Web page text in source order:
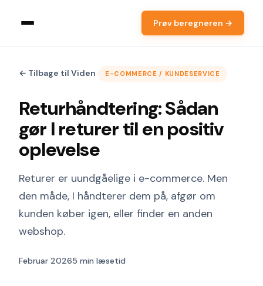
Prøv beregneren →
← Tilbage til Viden E-COMMERCE / KUNDESERVICE
Returhåndtering: Sådan
gør I returer til en positiv
oplevelse
Returer er uundgåelige i e-commerce. Men
den måde, I håndterer dem på, afgør om
kunden køber igen, eller finder en anden
webshop.
Februar 20265 min læsetid